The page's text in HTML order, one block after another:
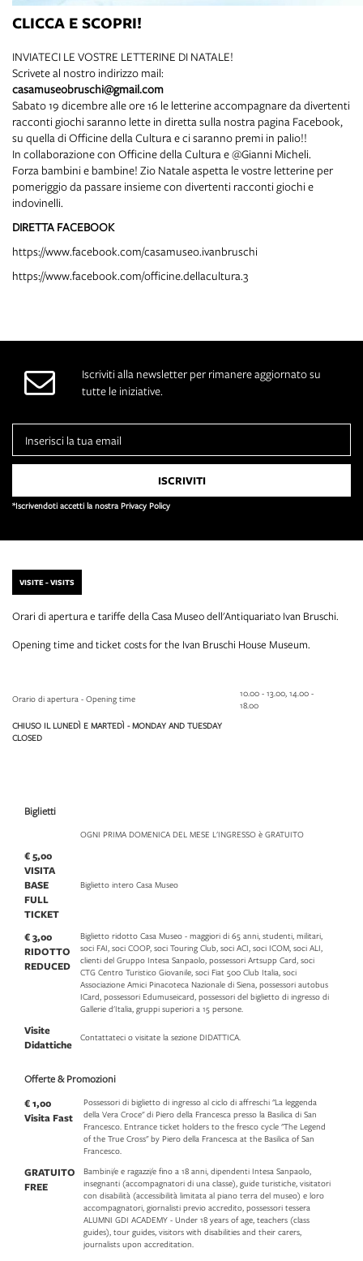
CLICCA E SCOPRI!
INVIATECI LE VOSTRE LETTERINE DI NATALE!
Scrivete al nostro indirizzo mail:
casamuseobruschi@gmail.com
Sabato 19 dicembre alle ore 16 le letterine accompagnare da divertenti
racconti giochi saranno lette in diretta sulla nostra pagina Facebook,
su quella di Officine della Cultura e ci saranno premi in palio!!
In collaborazione con Officine della Cultura e @Gianni Micheli.
Forza bambini e bambine! Zio Natale aspetta le vostre letterine per
pomeriggio da passare insieme con divertenti racconti giochi e
indovinelli.
DIRETTA FACEBOOK
https://www.facebook.com/casamuseo.ivanbruschi
https://www.facebook.com/officine.dellacultura.3
Iscriviti alla newsletter per rimanere aggiornato su
tutte le iniziative.
*Iscrivendoti accetti la nostra Privacy Policy
VISITE - VISITS
Orari di apertura e tariffe della Casa Museo dell'Antiquariato Ivan Bruschi.
Opening time and ticket costs for the Ivan Bruschi House Museum.
Orario di apertura - Opening time
10.00 - 13.00, 14.00 -
18.00
CHIUSO IL LUNEDÌ E MARTEDÌ - MONDAY AND TUESDAY
CLOSED
Biglietti
OGNI PRIMA DOMENICA DEL MESE L'INGRESSO è GRATUITO
€ 5,00
VISITA
BASE
FULL
TICKET
Biglietto intero Casa Museo
€ 3,00
RIDOTTO
REDUCED
Biglietto ridotto Casa Museo - maggiori di 65 anni, studenti, militari,
soci FAI, soci COOP, soci Touring Club, soci ACI, soci ICOM, soci ALI,
clienti del Gruppo Intesa Sanpaolo, possessori Artsupp Card, soci
CTG Centro Turistico Giovanile, soci Fiat 500 Club Italia, soci
Associazione Amici Pinacoteca Nazionale di Siena, possessori autobus
ICard, possessori Edumuseicard, possessori del biglietto di ingresso di
Gallerie d'Italia, gruppi superiori a 15 persone.
Visite
Didattiche
Contattateci o visitate la sezione DIDATTICA.
Offerte & Promozioni
€ 1,00
Visita Fast
Possessori di biglietto di ingresso al ciclo di affreschi "La leggenda
della Vera Croce" di Piero della Francesca presso la Basilica di San
Francesco. Entrance ticket holders to the fresco cycle "The Legend
of the True Cross" by Piero della Francesca at the Basilica of San
Francesco.
GRATUITO
FREE
Bambini/e e ragazzi/e fino a 18 anni, dipendenti Intesa Sanpaolo,
insegnanti (accompagnatori di una classe), guide turistiche, visitatori
con disabilità (accessibilità limitata al piano terra del museo) e loro
accompagnatori, giornalisti previo accredito, possessori tessera
ALUMNI GDI ACADEMY - Under 18 years of age, teachers (class
guides), tour guides, visitors with disabilities and their carers,
journalists upon accreditation.